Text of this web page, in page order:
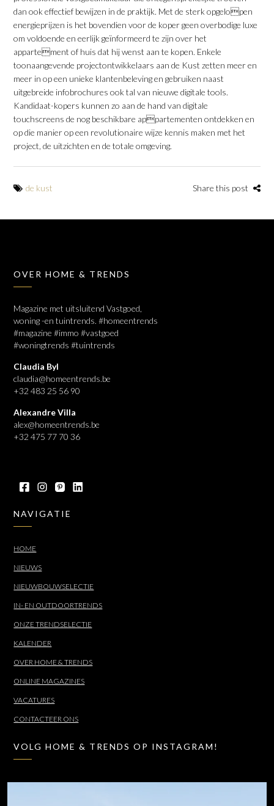
dan ook effectief bewijzen in de praktijk. Met de sterk opgelopen
energieprijzen is het bovendien voor de koper geen overbodige luxe
om voldoende en eerlijk geïnformeerd te zijn over het
appartement of huis dat hij wenst aan te kopen. Enkele
toonaangevende projectontwikkelaars aan de Kust zetten meer en
meer in op een unieke klantenbeleving en gebruiken naast
uitgebreide infobrochures ook tal van nieuwe digitale tools.
Kandidaat-kopers kunnen zo aan de hand van digitale
touchscreens de nog beschikbare appartementen ontdekken en
op die manier op een revolutionaire wijze kennis maken met het
project, de uitzichten en de totale omgeving.
de kust Share this post
OVER HOME & TRENDS
Magazine met uitsluitend Vastgoed,
woning -en tuintrends. #homeentrends
#magazine #immo #vastgoed
#woningtrends #tuintrends
Claudia Byl
claudia@homeentrends.be
+32 483 25 56 90
Alexandre Villa
alex@homeentrends.be
+32 475 77 70 36
NAVIGATIE
HOME
NIEUWS
NIEUWBOUWSELECTIE
IN- EN OUTDOORTRENDS
ONZE TRENDSELECTIE
KALENDER
OVER HOME & TRENDS
ONLINE MAGAZINES
VACATURES
CONTACTEER ONS
VOLG HOME & TRENDS OP INSTAGRAM!